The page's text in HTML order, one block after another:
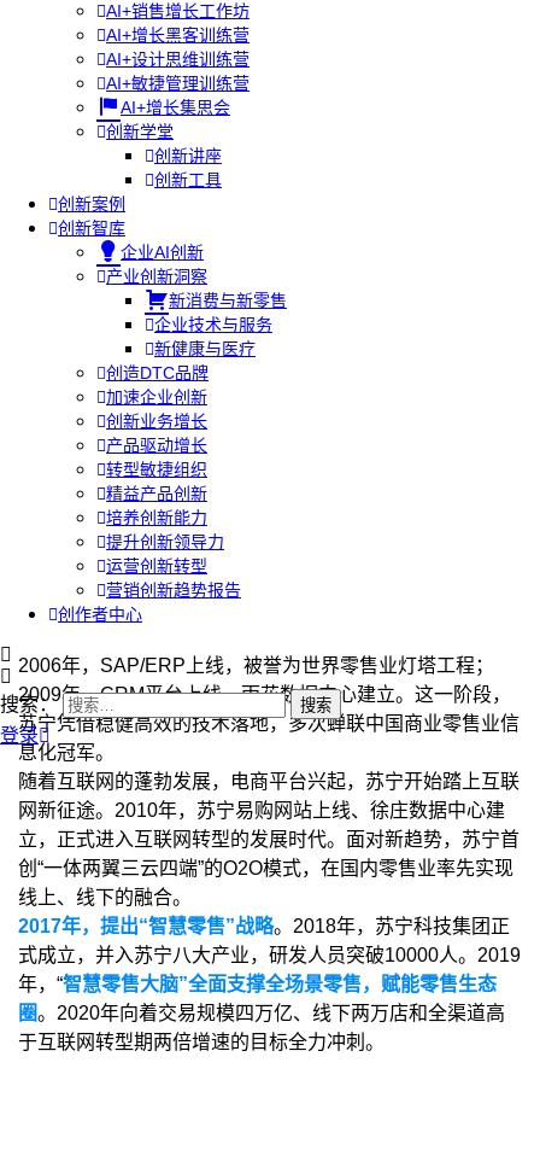
AI+销售增长工作坊
AI+增长黑客训练营
AI+设计思维训练营
AI+敏捷管理训练营
AI+增长集思会
创新学堂
创新讲座
创新工具
创新案例
创新智库
企业AI创新
产业创新洞察
新消费与新零售
企业技术与服务
新健康与医疗
创造DTC品牌
加速企业创新
创新业务增长
产品驱动增长
转型敏捷组织
精益产品创新
培养创新能力
提升创新领导力
运营创新转型
营销创新趋势报告
创作者中心
搜索：
登录
2006年，SAP/ERP上线，被誉为世界零售业灯塔工程；
2009年，CRM平台上线，雨花数据中心建立。这一阶段，
苏宁凭借稳健高效的技术落地，多次蝉联中国商业零售业信
息化冠军。
随着互联网的蓬勃发展，电商平台兴起，苏宁开始踏上互联
网新征途。2010年，苏宁易购网站上线、徐庄数据中心建
立，正式进入互联网转型的发展时代。面对新趋势，苏宁首
创“一体两翼三云四端”的O2O模式，在国内零售业率先实现
线上、线下的融合。
2017年，提出“智慧零售”战略。2018年，苏宁科技集团正
式成立，并入苏宁八大产业，研发人员突破10000人。2019
年，“智慧零售大脑”全面支撑全场景零售，赋能零售生态
圈。2020年向着交易规模四万亿、线下两万店和全渠道高
于互联网转型期两倍增速的目标全力冲刺。